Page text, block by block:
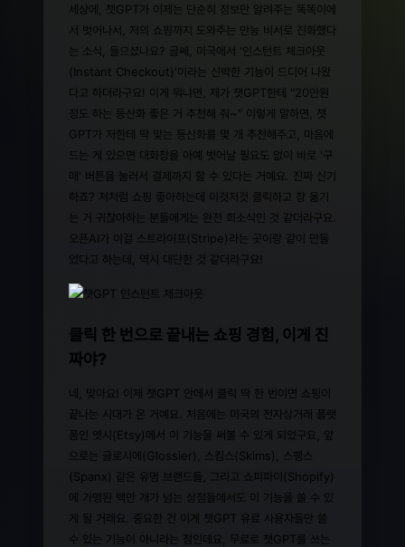
세상에, 챗GPT가 이제는 단순히 정보만 알려주는 똑똑이에
서 벗어나서, 저의 쇼핑까지 도와주는 만능 비서로 진화했다
는 소식, 들으셨나요? 글쎄, 미국에서 '인스턴트 체크아웃
(Instant Checkout)'이라는 신박한 기능이 드디어 나왔
다고 하더라구요! 이게 뭐냐면, 제가 챗GPT한테 "20만원
정도 하는 등산화 좋은 거 추천해 줘~" 이렇게 말하면, 챗
GPT가 저한테 딱 맞는 등산화를 몇 개 추천해주고, 마음에
드는 게 있으면 대화창을 아예 벗어날 필요도 없이 바로 '구
매' 버튼을 눌러서 결제까지 할 수 있다는 거예요. 진짜 신기
하죠? 저처럼 쇼핑 좋아하는데 이것저것 클릭하고 창 옮기
는 거 귀찮아하는 분들에게는 완전 희소식인 것 같더라구요.
오픈AI가 이걸 스트라이프(Stripe)라는 곳이랑 같이 만들
었다고 하는데, 역시 대단한 것 같더라구요!
클릭 한 번으로 끝내는 쇼핑 경험, 이게 진
짜야?
네, 맞아요! 이제 챗GPT 안에서 클릭 딱 한 번이면 쇼핑이
끝나는 시대가 온 거예요. 처음에는 미국의 전자상거래 플랫
폼인 엣시(Etsy)에서 이 기능을 써볼 수 있게 되었구요, 앞
으로는 글로시에(Glossier), 스킴스(Skims), 스팽스
(Spanx) 같은 유명 브랜드들, 그리고 쇼피파이(Shopify)
에 가맹된 백만 개가 넘는 상점들에서도 이 기능을 쓸 수 있
게 될 거래요. 중요한 건 이게 챗GPT 유료 사용자들만 쓸
수 있는 기능이 아니라는 점인데요, 무료로 챗GPT를 쓰는